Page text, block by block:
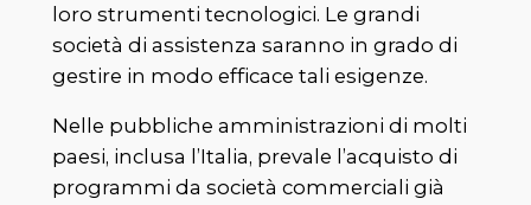
loro strumenti tecnologici. Le grandi
società di assistenza saranno in grado di
gestire in modo efficace tali esigenze.
Nelle pubbliche amministrazioni di molti
paesi, inclusa l’Italia, prevale l’acquisto di
programmi da società commerciali già